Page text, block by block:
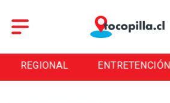
REGIONAL ENTRETENCIÓN